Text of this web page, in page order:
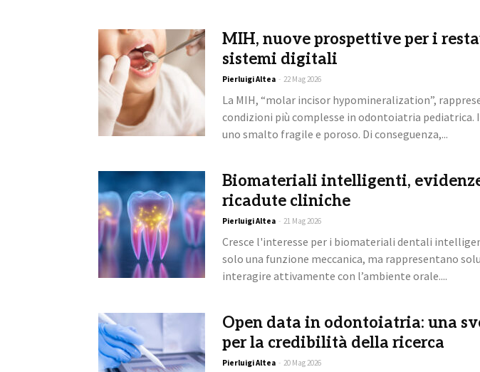
MIH, nuove prospettive per i
sistemi digitali
Pierluigi Altea - 22 Mag 2026
La MIH, “molar incisor hypomineralization”,
condizioni più complesse in odontoiatria pediatrica.
uno smalto fragile e poroso. Di conseguenza,...
Biomateriali intelligenti,
ricadute cliniche
Pierluigi Altea - 21 Mag 2026
Cresce l'interesse per i biomateriali dentali
solo una funzione meccanica, ma rappresentano
interagire attivamente con l’ambiente orale....
Open data in odontoiatria: una
per la credibilità della ricerca
Pierluigi Altea - 20 Mag 2026